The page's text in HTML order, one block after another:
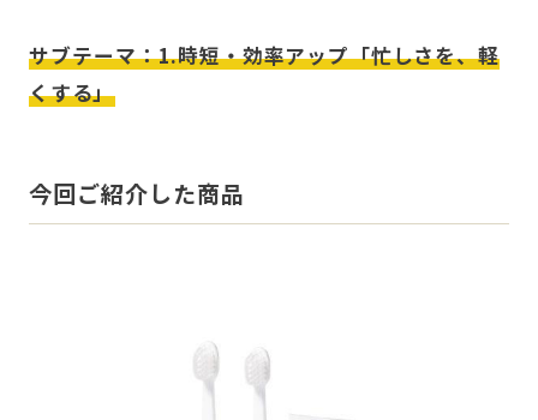
サブテーマ：1.時短・効率アップ「忙しさを、軽
くする」
今回ご紹介した商品